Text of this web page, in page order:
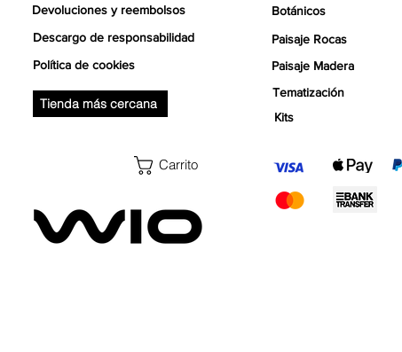
Devoluciones y reembolsos
Descargo de responsabilidad
Política de cookies
Tienda más cercana
Carrito
Botánicos
Paisaje Rocas
Paisaje Madera
Tematización
Kits